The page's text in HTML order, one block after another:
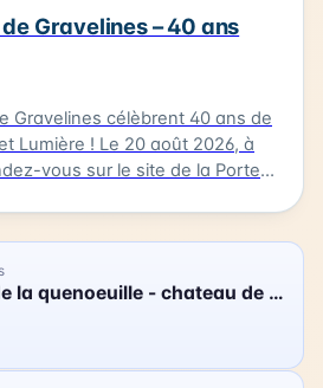
ponctuée d'histoire et de
mesure 5 km et devrait
Gravelines – 40 ans
Gravelines célèbrent 40 ans de
20 août 2026, à
vous sur le site de la Porte
et de lumière. Cette
de se rassembler et de
magique avec la communauté
sont les suivants : 16€ pour
les réduits, 5€ pour les
Hostellerie de la quenoeuille - chateau de ledquent